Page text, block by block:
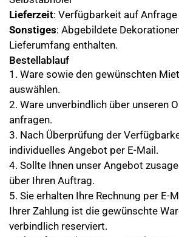
Lieferzeit: Verfügbarkeit auf Anfrage
Sonstiges: Abgebildete
Lieferumfang enthalten.
Bestellablauf
1. Ware sowie den gewünschten
auswählen.
2. Ware unverbindlich über unseren
anfragen.
3. Nach Überprüfung der
individuelles Angebot per E-Mail.
4. Sollte Ihnen unser Angebot
über Ihren Auftrag.
5. Sie erhalten Ihre Rechnung per E-
Ihrer Zahlung ist die gewünschte
verbindlich reserviert.